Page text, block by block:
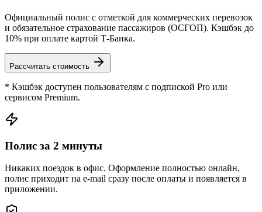
Официальный полис с отметкой для коммерческих перевозок
и обязательное страхование пассажиров (ОСГОП). Кэшбэк до
10% при оплате картой Т-Банка.
Рассчитать стоимость
* Кэшбэк доступен пользователям с подпиской Pro или
сервисом Premium.
Полис за 2 минуты
Никаких поездок в офис. Оформление полностью онлайн,
полис приходит на e-mail сразу после оплаты и появляется в
приложении.